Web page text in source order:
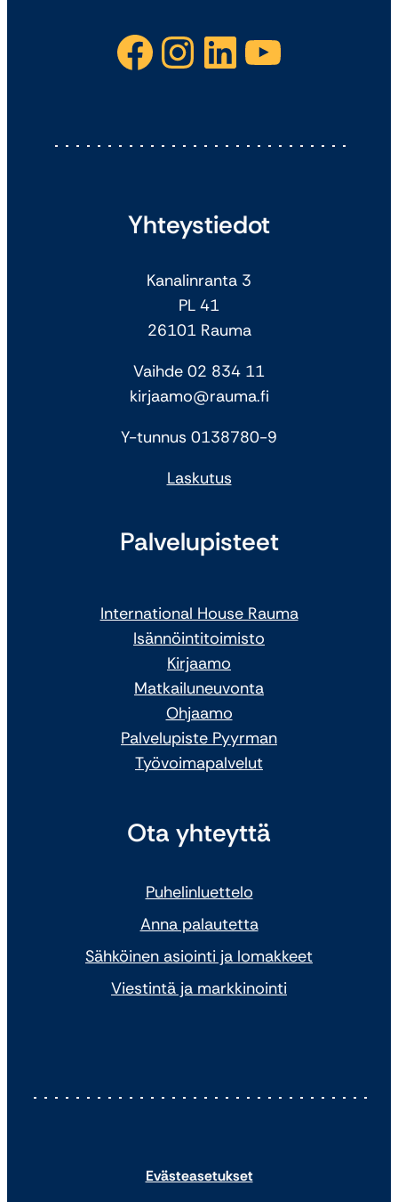
Facebook Instagram LinkedIn YouTube
Yhteystiedot
Kanalinranta 3
PL 41
26101 Rauma
Vaihde 02 834 11
kirjaamo@rauma.fi
Y-tunnus 0138780-9
Laskutus
Palvelupisteet
International House Rauma
Isännöintitoimisto
Kirjaamo
Matkailuneuvonta
Ohjaamo
Palvelupiste Pyyrman
Työvoimapalvelut
Ota yhteyttä
Puhelinluettelo
Anna palautetta
Sähköinen asiointi ja lomakkeet
Viestintä ja markkinointi
Evästeasetukset